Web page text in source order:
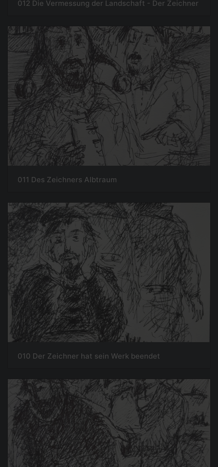
012 Die Vermessung der Landschaft - Der Zeichner
011 Des Zeichners Albtraum
010 Der Zeichner hat sein Werk beendet